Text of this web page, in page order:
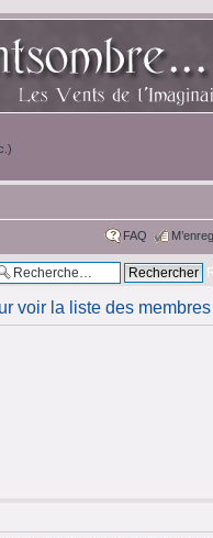
FAQ
voir la liste des membres